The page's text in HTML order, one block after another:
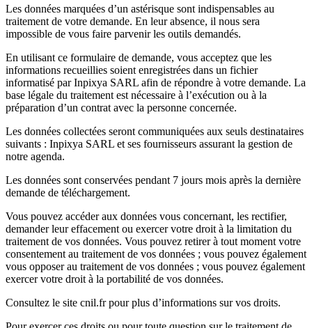
Les données marquées d’un astérisque sont indispensables au
traitement de votre demande. En leur absence, il nous sera
impossible de vous faire parvenir les outils demandés.
En utilisant ce formulaire de demande, vous acceptez que les
informations recueillies soient enregistrées dans un fichier
informatisé par Inpixya SARL afin de répondre à votre demande. La
base légale du traitement est nécessaire à l’exécution ou à la
préparation d’un contrat avec la personne concernée.
Les données collectées seront communiquées aux seuls destinataires
suivants : Inpixya SARL et ses fournisseurs assurant la gestion de
notre agenda.
Les données sont conservées pendant 7 jours mois après la dernière
demande de téléchargement.
Vous pouvez accéder aux données vous concernant, les rectifier,
demander leur effacement ou exercer votre droit à la limitation du
traitement de vos données. Vous pouvez retirer à tout moment votre
consentement au traitement de vos données ; vous pouvez également
vous opposer au traitement de vos données ; vous pouvez également
exercer votre droit à la portabilité de vos données.
Consultez le site cnil.fr pour plus d’informations sur vos droits.